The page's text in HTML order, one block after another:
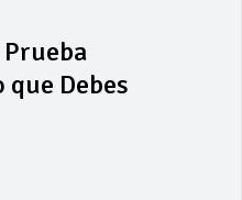
Prueba
que Debes